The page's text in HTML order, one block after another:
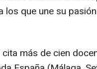
los que une su
más de cien